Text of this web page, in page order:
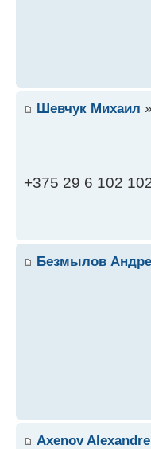
Шевчук Михаил
+375 29 6 102
Безмылов
Axenov Alexandre